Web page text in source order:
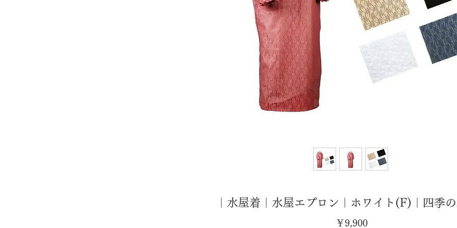
｜水屋着｜水屋エプロン｜ホワイト(F)｜四季
￥9,900価